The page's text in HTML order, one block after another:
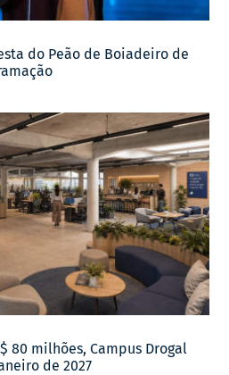
do Peão de Boiadeiro de
80 milhões, Campus Drogal
de 2027